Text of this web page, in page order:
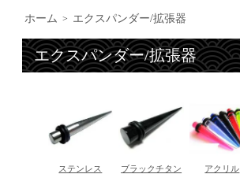
ホーム > エクスパンダー/拡張器
エクスパンダー/拡張器
ステンレス
ブラックチタン
アクリル